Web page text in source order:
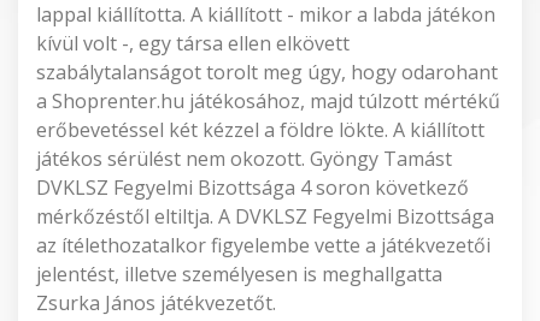
lappal kiállította. A kiállított - mikor a labda játékon
kívül volt -, egy társa ellen elkövett
szabálytalanságot torolt meg úgy, hogy odarohant
a Shoprenter.hu játékosához, majd túlzott mértékű
erőbevetéssel két kézzel a földre lökte. A kiállított
játékos sérülést nem okozott. Gyöngy Tamást
DVKLSZ Fegyelmi Bizottsága 4 soron következő
mérkőzéstől eltiltja. A DVKLSZ Fegyelmi Bizottsága
az ítélethozatalkor figyelembe vette a játékvezetői
jelentést, illetve személyesen is meghallgatta
Zsurka János játékvezetőt.